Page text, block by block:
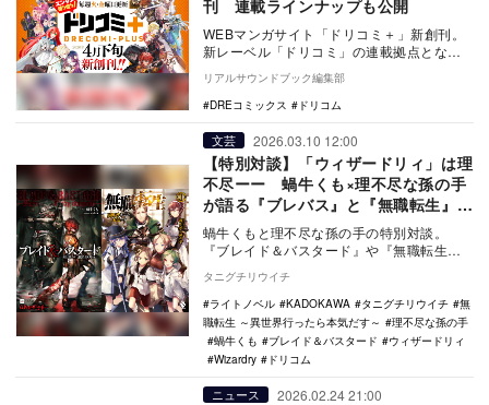
刊 連載ラインナップも公開
WEBマンガサイト「ドリコミ＋」新創刊。
新レーベル「ドリコミ」の連載拠点となる
ほか、完全新作のオリジナルタイトルをは
じめ現在展開…
リアルサウンドブック編集部
DREコミックス
ドリコム
文芸 2026.03.10 12:00
【特別対談】「ウィザードリィ」は理
不尽ーー 蝸牛くも×理不尽な孫の手
が語る『ブレバス』と『無職転生』の
舞台裏
蝸牛くもと理不尽な孫の手の特別対談。
『ブレイド＆バスタード』や『無職転生』
への期待を深…
タニグチリウイチ
ライトノベル
KADOKAWA タニグチリウイチ
無
職転生 ～異世界行ったら本気だす～
理不尽な孫の手
蝸牛くも
ブレイド＆バスタード
ウィザードリィ
Wizardry
ドリコム
ニュース 2026.02.24 21:00